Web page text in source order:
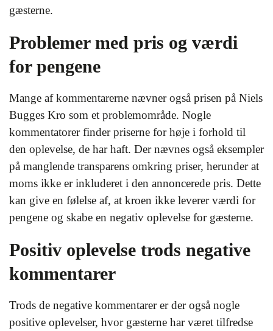
gæsterne.
Problemer med pris og værdi
for pengene
Mange af kommentarerne nævner også prisen på Niels
Bugges Kro som et problemområde. Nogle
kommentatorer finder priserne for høje i forhold til
den oplevelse, de har haft. Der nævnes også eksempler
på manglende transparens omkring priser, herunder at
moms ikke er inkluderet i den annoncerede pris. Dette
kan give en følelse af, at kroen ikke leverer værdi for
pengene og skabe en negativ oplevelse for gæsterne.
Positiv oplevelse trods negative
kommentarer
Trods de negative kommentarer er der også nogle
positive oplevelser, hvor gæsterne har været tilfredse